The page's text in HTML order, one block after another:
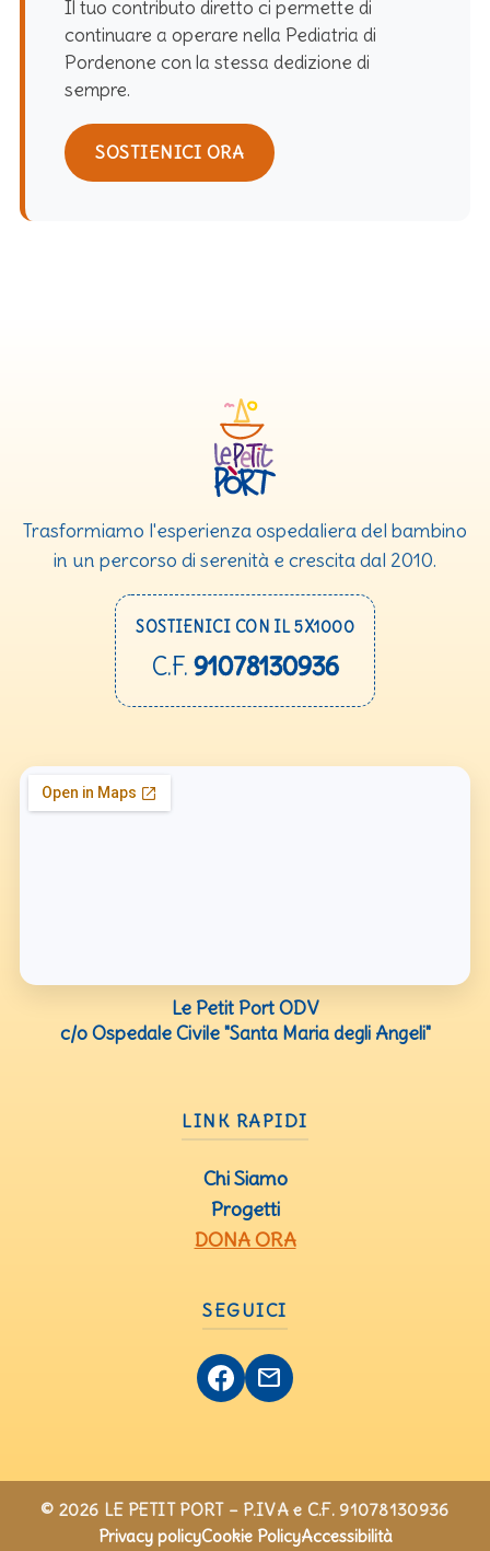
Il tuo contributo diretto ci permette di
continuare a operare nella Pediatria di
Pordenone con la stessa dedizione di
sempre.
SOSTIENICI ORA
Trasformiamo l'esperienza ospedaliera del bambino
in un percorso di serenità e crescita dal 2010.
SOSTIENICI CON IL 5X1000
C.F. 91078130936
Le Petit Port ODV
c/o Ospedale Civile "Santa Maria degli Angeli"
LINK RAPIDI
Chi Siamo
Progetti
DONA ORA
SEGUICI
mail
© 2026 LE PETIT PORT – P.IVA e C.F. 91078130936
Privacy policyCookie PolicyAccessibilità